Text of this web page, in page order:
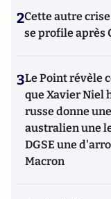
2Cette autre
se profile après
3Le Point révèle
que Xavier Niel
russe donne
australien une
DGSE une
Macron